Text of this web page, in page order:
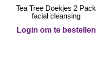
Tea Tree Doekjes 2 Pack
facial cleansing
Login om te bestellen